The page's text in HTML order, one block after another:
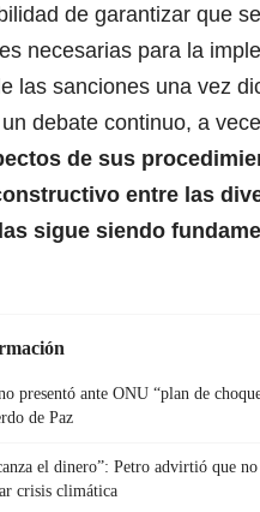
de garantizar que
necesarias para la
las sanciones una vez
debate continuo, a
de sus
entre las
sigue siendo
presentó ante ONU “plan de
de Paz
el dinero”: Petro advirtió que no
crisis climática